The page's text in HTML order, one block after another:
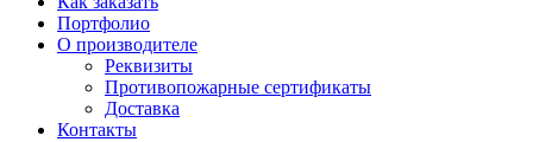
Портфолио
О производителе
Реквизиты
Противопожарные сертификаты
Доставка
Контакты